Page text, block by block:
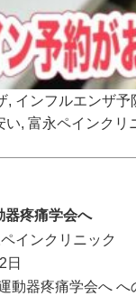
, インフルエンザ予
い, 富永ペインクリ
器疼痛学会へ
インクリニック
日
動器疼痛学会へ へ